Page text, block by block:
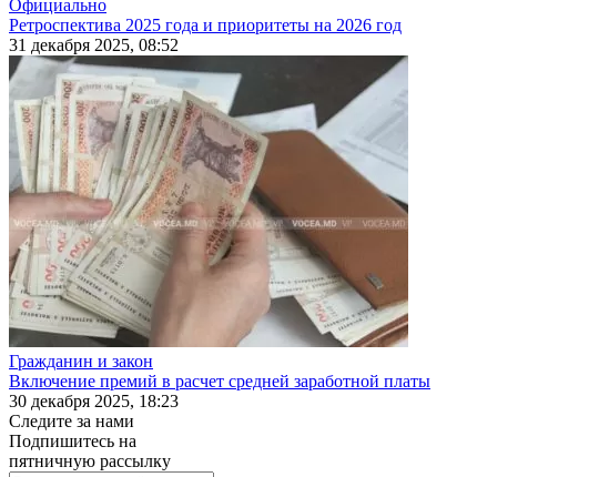
Официально
Ретроспектива 2025 года и приоритеты на 2026 год
31 декабря 2025, 08:52
Гражданин и закон
Включение премий в расчет средней заработной платы
30 декабря 2025, 18:23
Следите за нами
Подпишитесь на
пятничную рассылку